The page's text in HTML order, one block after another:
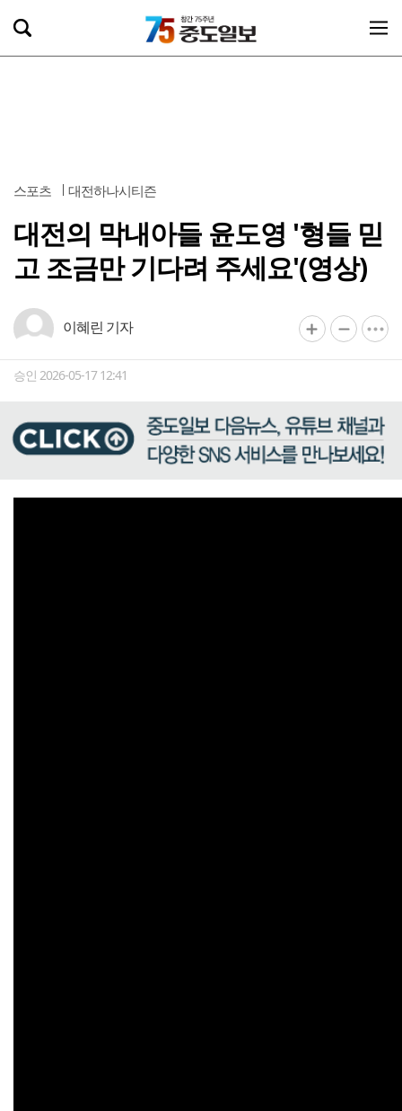
스포츠 대전하나시티즌
대전의 막내아들 윤도영 '형들 믿
고 조금만 기다려 주세요'(영상)
이혜린 기자
승인 2026-05-17 12:41